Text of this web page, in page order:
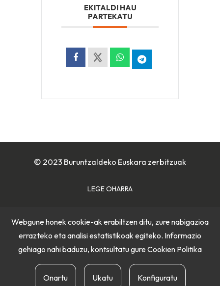
EKITALDI HAU
PARTEKATU
© 2023 Buruntzaldeko Euskara zerbitzuak
LEGE OHARRA
PRIBATUTASUN POLITIKA
Webgune honek cookie-ak erabiltzen ditu, zure nabigazioa
errazteko eta analisi estatistikoak egiteko. Informazio
gehiago nahi baduzu, kontsultatu gure Cookien Politika
Onartu Ukatu Konfiguratu